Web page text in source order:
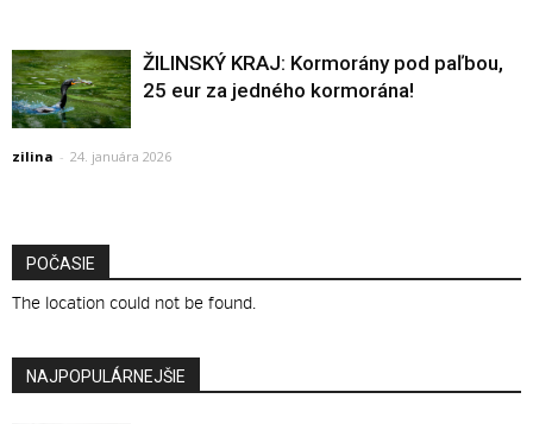
ŽILINSKÝ KRAJ: Kormorány pod paľbou,
25 eur za jedného kormorána!
zilina - 24. januára 2026
POČASIE
The location could not be found.
NAJPOPULÁRNEJŠIE